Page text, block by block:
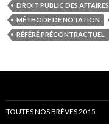
DROIT PUBLIC DES AFFAIRES
MÉTHODE DE NOTATION
RÉFÉRÉ PRÉCONTRACTUEL
TOUTES NOS BRÈVES 2015